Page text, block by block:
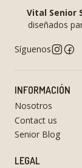
Vital Senior
diseñados
Síguenos
INFORMACIÓN
Nosotros
Contact us
Senior Blog
LEGAL